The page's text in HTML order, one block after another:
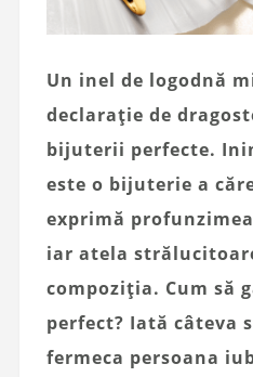
Un inel de logodnă
declarație de
bijuterii perfecte.
este o bijuterie a
exprimă
iar atela
compoziția. Cum să
perfect? Iată câteva
fermeca persoana